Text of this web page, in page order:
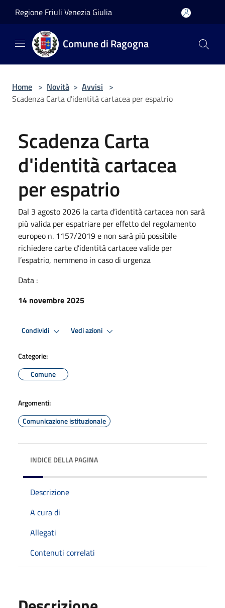
Regione Friuli Venezia Giulia
Comune di Ragogna
Home > Novità > Avvisi >
Scadenza Carta d'identità cartacea per espatrio
Scadenza Carta
d'identità cartacea
per espatrio
Dal 3 agosto 2026 la carta d’identità cartacea non sarà
più valida per espatriare per effetto del regolamento
europeo n. 1157/2019 e non sarà più possibile
richiedere carte d’identità cartacee valide per
l’espatrio, nemmeno in caso di urgenza
Data :
14 novembre 2025
Condividi Vedi azioni
Categorie:
Comune
Argomenti:
Comunicazione istituzionale
INDICE DELLA PAGINA
Descrizione
A cura di
Allegati
Contenuti correlati